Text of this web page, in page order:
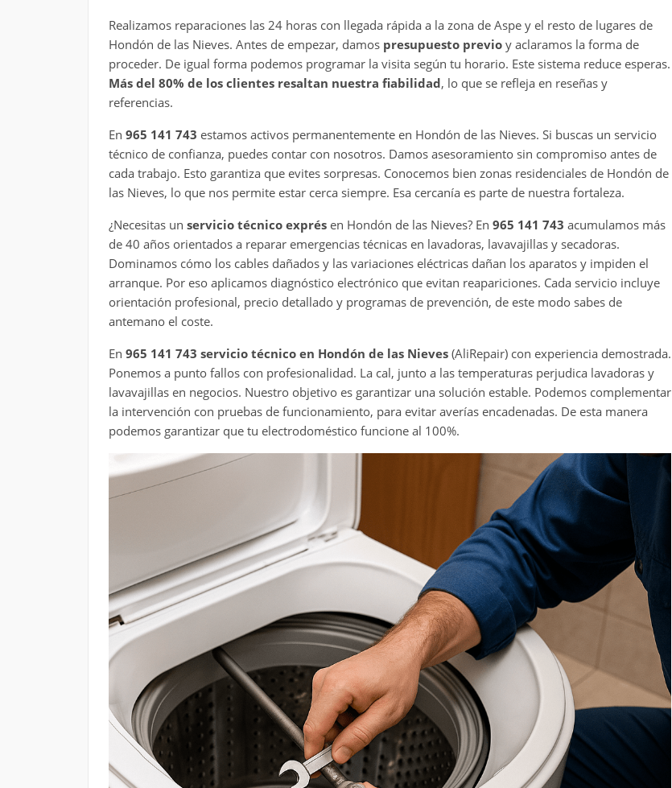
Realizamos reparaciones las 24 horas con llegada rápida a la zona de Aspe y el resto de lugares de
Hondón de las Nieves. Antes de empezar, damos presupuesto previoy aclaramos la forma de
proceder. De igual forma podemos programar la visita según tu horario. Este sistema reduce esperas.
Más del 80% de los clientes resaltan nuestra fiabilidad, lo que se refleja en reseñas y
referencias.
En 965 141 743 estamos activos permanentemente en Hondón de las Nieves. Si buscas un servicio
técnico de confianza, puedes contar con nosotros. Damos asesoramiento sin compromiso antes de
cada trabajo. Esto garantiza que evites sorpresas. Conocemos bien zonas residenciales de Hondón de
las Nieves, lo que nos permite estar cerca siempre. Esa cercanía es parte de nuestra fortaleza.
¿Necesitas un servicio técnico exprésen Hondón de las Nieves? En 965 141 743 acumulamos más
de 40 años orientados a reparar emergencias técnicas en lavadoras, lavavajillas y secadoras.
Dominamos cómo los cables dañados y las variaciones eléctricas dañan los aparatos y impiden el
arranque. Por eso aplicamos diagnóstico electrónico que evitan reapariciones. Cada servicio incluye
orientación profesional, precio detallado y programas de prevención, de este modo sabes de
antemano el coste.
En 965 141 743 servicio técnico en Hondón de las Nieves(AliRepair) con experiencia demostrada.
Ponemos a punto fallos con profesionalidad. La cal, junto a las temperaturas perjudica lavadoras y
lavavajillas en negocios. Nuestro objetivo es garantizar una solución estable. Podemos complementar
la intervención con pruebas de funcionamiento, para evitar averías encadenadas. De esta manera
podemos garantizar que tu electrodoméstico funcione al 100%.